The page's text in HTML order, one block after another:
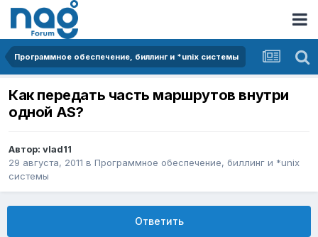
Программное обеспечение, биллинг и *unix системы
Как передать часть маршрутов внутри
одной AS?
Автор: vlad11
29 августа, 2011 в Программное обеспечение, биллинг и *unix
системы
Ответить